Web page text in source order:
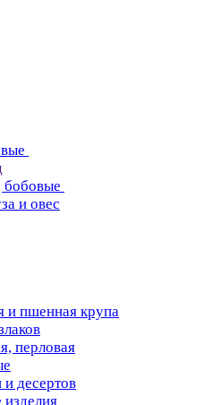
и овес
и пшенная крупа
перловая
десертов